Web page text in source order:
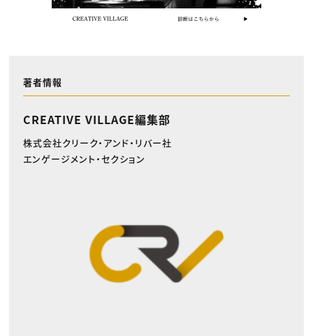
著者情報
CREATIVE VILLAGE編集部
株式会社クリーク・アンド・リバー社
エンゲージメント・セクション